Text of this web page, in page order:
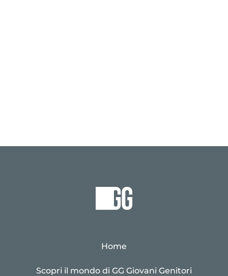
Home
Scopri il mondo di GG Giovani Genitori